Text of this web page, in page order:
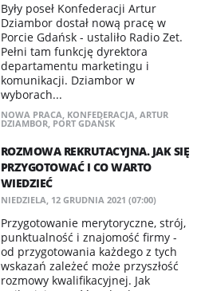
Były poseł Konfederacji Artur
Dziambor dostał nową pracę w
Porcie Gdańsk - ustaliło Radio Zet.
Pełni tam funkcję dyrektora
departamentu marketingu i
komunikacji. Dziambor w
wyborach...
NOWA PRACA, KONFEDERACJA, ARTUR
DZIAMBOR, PORT GDAŃSK
ROZMOWA REKRUTACYJNA. JAK SIĘ
PRZYGOTOWAĆ I CO WARTO
WIEDZIEĆ
NIEDZIELA, 12 GRUDNIA 2021 (07:00)
Przygotowanie merytoryczne, strój,
punktualność i znajomość firmy -
od przygotowania każdego z tych
wskazań zależeć może przyszłość
rozmowy kwalifikacyjnej. Jak